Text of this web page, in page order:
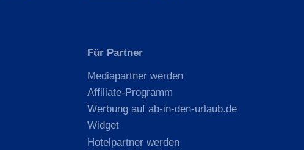
Für Partner
Mediapartner werden
Affiliate-Programm
Werbung auf ab-in-den-urlaub.de
Widget
Hotelpartner werden